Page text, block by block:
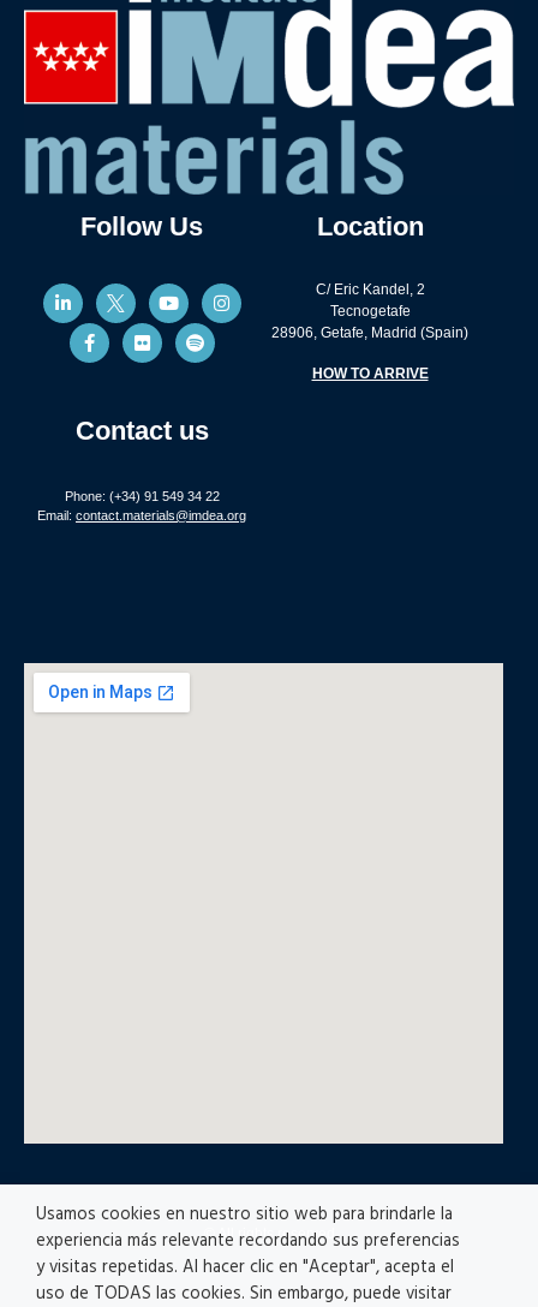
Follow Us
Contact us
Phone: (+34) 91 549 34 22
Email: contact.materials@imdea.org
Location
C/ Eric Kandel, 2
Tecnogetafe
28906, Getafe, Madrid (Spain)
HOW TO ARRIVE
© All rights reserved
Usamos cookies en nuestro sitio web para brindarle la
experiencia más relevante recordando sus preferencias
y visitas repetidas. Al hacer clic en "Aceptar", acepta el
uso de TODAS las cookies. Sin embargo, puede visitar